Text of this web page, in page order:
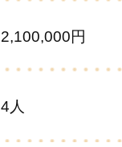
2,100,000円
4人